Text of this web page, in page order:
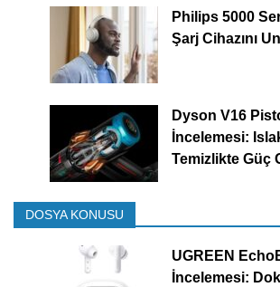
Philips 5000
Şarj Cihazını
Dyson V16
İncelemesi:
Temizlikte Güç
DOSYA KONUSU
UGREEN
İncelemesi: